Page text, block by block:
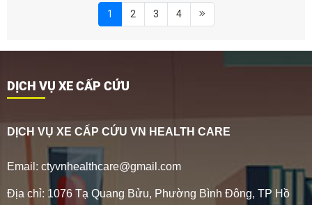
1 2 3 4
DỊCH VỤ XE CẤP CỨU
DỊCH VỤ XE CẤP CỨU VN HEALTH CARE
Email: ctyvnhealthcare@gmail.com
Địa chỉ: 1076 Tạ Quang Bửu, Phường Bình Đông, TP Hồ